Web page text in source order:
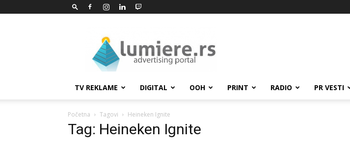
TV REKLAME DIGITAL OOH PRINT RADIO PR VESTI
Početna Tagovi Heineken Ignite
Tag: Heineken Ignite